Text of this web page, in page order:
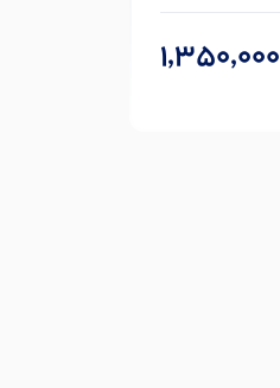
1,350,000